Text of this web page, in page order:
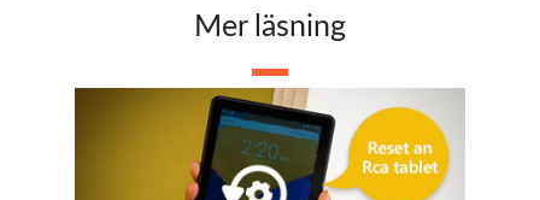
Mer läsning